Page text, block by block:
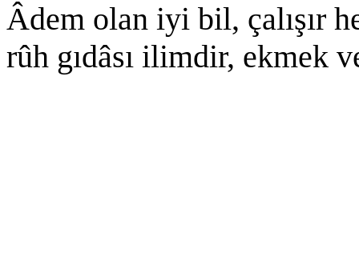
Âdem olan iyi bil, çalışır
rûh gıdâsı ilimdir, ekmek